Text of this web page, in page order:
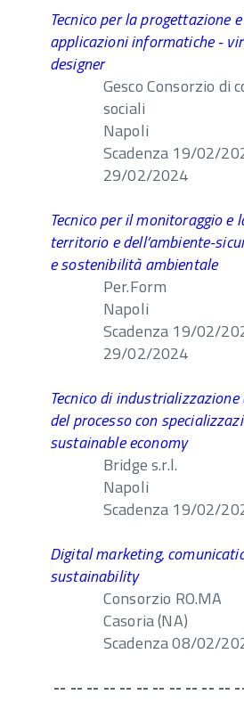
Tecnico per la progettazione
applicazioni informatiche -
designer
Gesco Consorzio di
sociali
Napoli
Scadenza 19/02/
29/02/2024
Tecnico per il monitoraggio e
territorio e dell’ambiente-
e sostenibilità ambientale
Per.Form
Napoli
Scadenza 19/02/
29/02/2024
Tecnico di
del processo con
sustainable economy
Bridge s.r.l.
Napoli
Scadenza 19/02/
Digital marketing,
sustainability
Consorzio RO.MA
Casoria (NA)
Scadenza 08/02/
-- -- -- -- -- -- -- -- -- -- --